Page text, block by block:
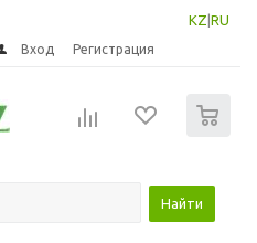
KZ RU
Вход Регистрация
Найти